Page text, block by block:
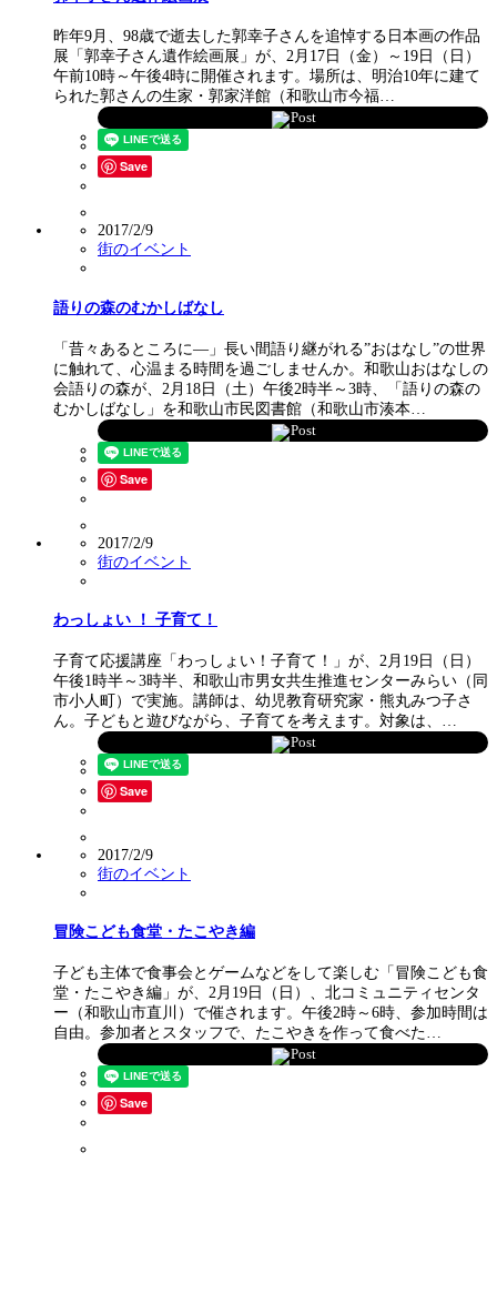
昨年9月、98歳で逝去した郭幸子さんを追悼する日本画の作品
展「郭幸子さん遺作絵画展」が、2月17日（金）～19日（日）
午前10時～午後4時に開催されます。場所は、明治10年に建て
られた郭さんの生家・郭家洋館（和歌山市今福…
Post
Save
2017/2/9
街のイベント
語りの森のむかしばなし
「昔々あるところに―」長い間語り継がれる”おはなし”の世界
に触れて、心温まる時間を過ごしませんか。和歌山おはなしの
会語りの森が、2月18日（土）午後2時半～3時、「語りの森の
むかしばなし」を和歌山市民図書館（和歌山市湊本…
Post
Save
2017/2/9
街のイベント
わっしょい ！ 子育て！
子育て応援講座「わっしょい！子育て！」が、2月19日（日）
午後1時半～3時半、和歌山市男女共生推進センターみらい（同
市小人町）で実施。講師は、幼児教育研究家・熊丸みつ子さ
ん。子どもと遊びながら、子育てを考えます。対象は、…
Post
Save
2017/2/9
街のイベント
冒険こども食堂・たこやき編
子ども主体で食事会とゲームなどをして楽しむ「冒険こども食
堂・たこやき編」が、2月19日（日）、北コミュニティセンタ
ー（和歌山市直川）で催されます。午後2時～6時、参加時間は
自由。参加者とスタッフで、たこやきを作って食べた…
Post
Save